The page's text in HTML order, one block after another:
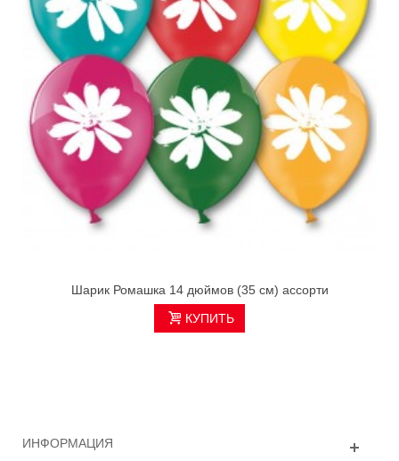
Шарик Ромашка 14 дюймов (35 см) ассорти
КУПИТЬ
ИНФОРМАЦИЯ